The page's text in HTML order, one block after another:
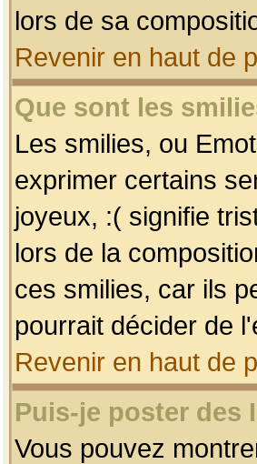
lors de sa
Revenir en haut de
Que sont les
Les smilies, ou
exprimer certains
joyeux, :( signifie
lors de la
ces smilies, car ils
pourrait décider de
Revenir en haut de
Puis-je poster des
Vous pouvez